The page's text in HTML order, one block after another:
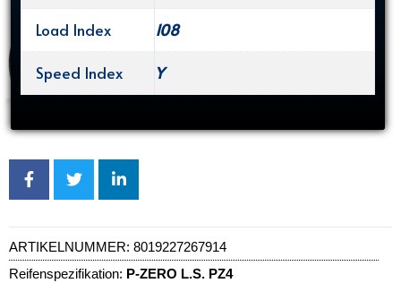
Load Index
108
Speed Index
Y
ARTIKELNUMMER: 8019227267914
Reifenspezifikation: P-ZERO L.S. PZ4